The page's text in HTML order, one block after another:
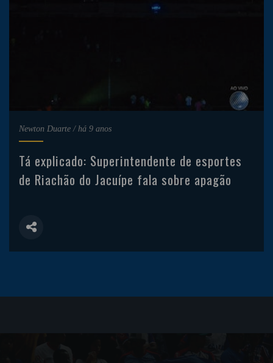
Newton Duarte / há 9 anos
Tá explicado: Superintendente de esportes
de Riachão do Jacuípe fala sobre apagão